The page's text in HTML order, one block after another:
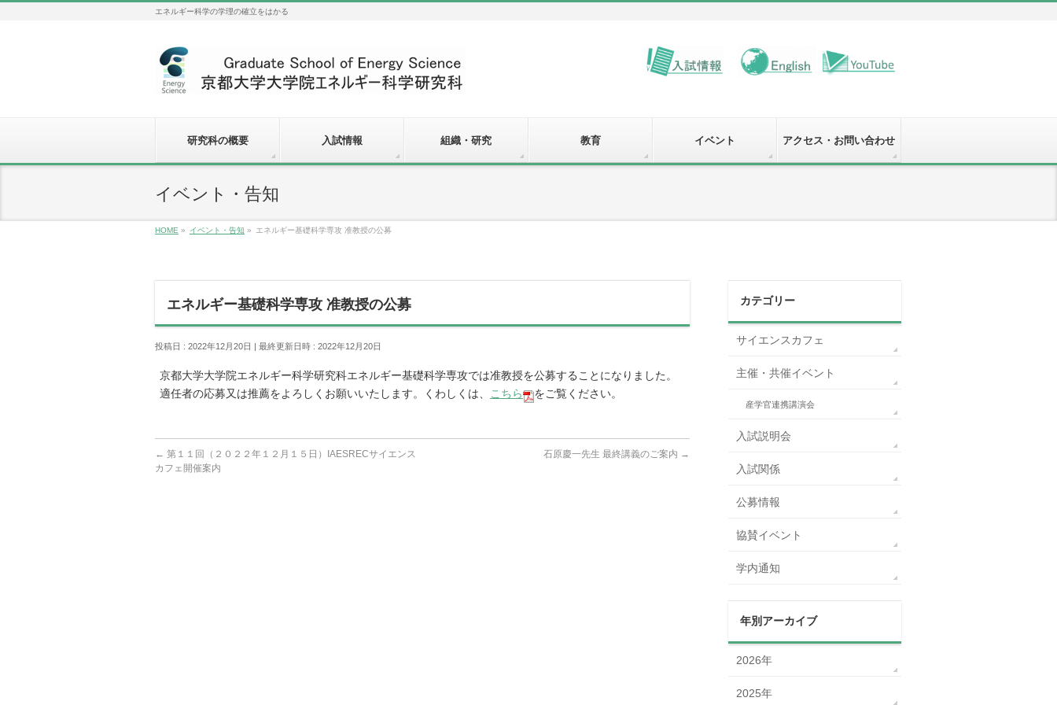
エネルギー科学の学理の確立をはかる
研究科の概要 入試情報 組織・研究 教育 イベント アクセス・お問い合わせ
イベント・告知
HOME » イベント・告知 » エネルギー基礎科学専攻 准教授の公募
エネルギー基礎科学専攻 准教授の公募
投稿日 : 2022年12月20日 最終更新日時 : 2022年12月20日
京都大学大学院エネルギー科学研究科エネルギー基礎科学専攻では准教授を公募することになりました。
適任者の応募又は推薦をよろしくお願いいたします。くわしくは、
こちら をご覧ください。
← 第１１回（２０２２年１２月１５日）IAESRECサイエンス
カフェ開催案内
石原慶一先生 最終講義のご案内 →
カテゴリー
サイエンスカフェ
主催・共催イベント
産学官連携講演会
入試説明会
入試関係
公募情報
協賛イベント
学内通知
年別アーカイブ
2026年
2025年